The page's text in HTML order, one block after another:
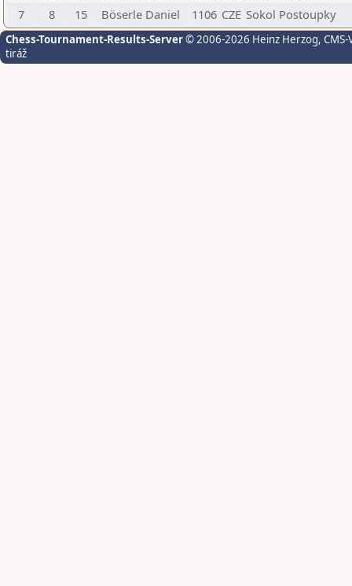
7
8 15 Böserle Daniel 1106 CZE Sokol Postoupky
Chess-Tournament-Results-Server© 2006-2026 Heinz Herzog,
tiráž